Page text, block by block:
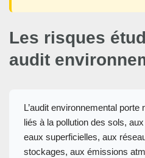
Les risques
audit
L’audit environnemental
liés à la pollution des sols,
eaux superficielles, aux
stockages, aux émissions